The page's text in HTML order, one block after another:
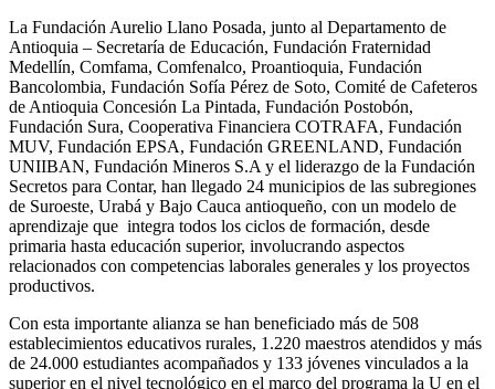
La Fundación Aurelio Llano Posada, junto al Departamento de
Antioquia – Secretaría de Educación, Fundación Fraternidad
Medellín, Comfama, Comfenalco, Proantioquia, Fundación
Bancolombia, Fundación Sofía Pérez de Soto, Comité de Cafeteros
de Antioquia Concesión La Pintada, Fundación Postobón,
Fundación Sura, Cooperativa Financiera COTRAFA, Fundación
MUV, Fundación EPSA, Fundación GREENLAND, Fundación
UNIIBAN, Fundación Mineros S.A y el liderazgo de la Fundación
Secretos para Contar, han llegado 24 municipios de las subregiones
de Suroeste, Urabá y Bajo Cauca antioqueño, con un modelo de
aprendizaje que integra todos los ciclos de formación, desde
primaria hasta educación superior, involucrando aspectos
relacionados con competencias laborales generales y los proyectos
productivos.
Con esta importante alianza se han beneficiado más de 508
establecimientos educativos rurales, 1.220 maestros atendidos y más
de 24.000 estudiantes acompañados y 133 jóvenes vinculados a la
superior en el nivel tecnológico en el marco del programa la U en el